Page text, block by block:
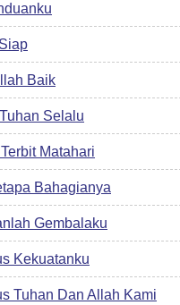
Baik
Selalu
Matahari
Bahagianya
Gembalaku
Kekuatanku
Tuhan Dan Allah Kami